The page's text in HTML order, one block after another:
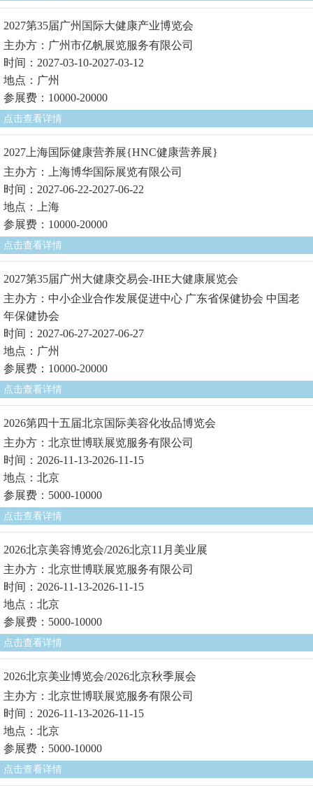
2027第35届广州国际大健康产业博览会
主办方：广州市亿帆展览服务有限公司
时间：2027-03-10-2027-03-12
地点：广州
参展费：10000-20000
点击查看详情
2027上海国际健康营养展{HNC健康营养展}
主办方：上海博华国际展览有限公司
时间：2027-06-22-2027-06-22
地点：上海
参展费：10000-20000
点击查看详情
2027第35届广州大健康交易会-IHE大健康展览会
主办方：中小企业合作发展促进中心 广东省保健协会 中国老
年保健协会
时间：2027-06-27-2027-06-27
地点：广州
参展费：10000-20000
点击查看详情
2026第四十五届北京国际美容化妆品博览会
主办方：北京世博联展览服务有限公司
时间：2026-11-13-2026-11-15
地点：北京
参展费：5000-10000
点击查看详情
2026北京美容博览会/2026北京11月美业展
主办方：北京世博联展览服务有限公司
时间：2026-11-13-2026-11-15
地点：北京
参展费：5000-10000
点击查看详情
2026北京美业博览会/2026北京秋季展会
主办方：北京世博联展览服务有限公司
时间：2026-11-13-2026-11-15
地点：北京
参展费：5000-10000
点击查看详情